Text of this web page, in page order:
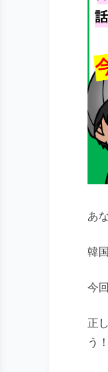
あ
韓
今
正
う！